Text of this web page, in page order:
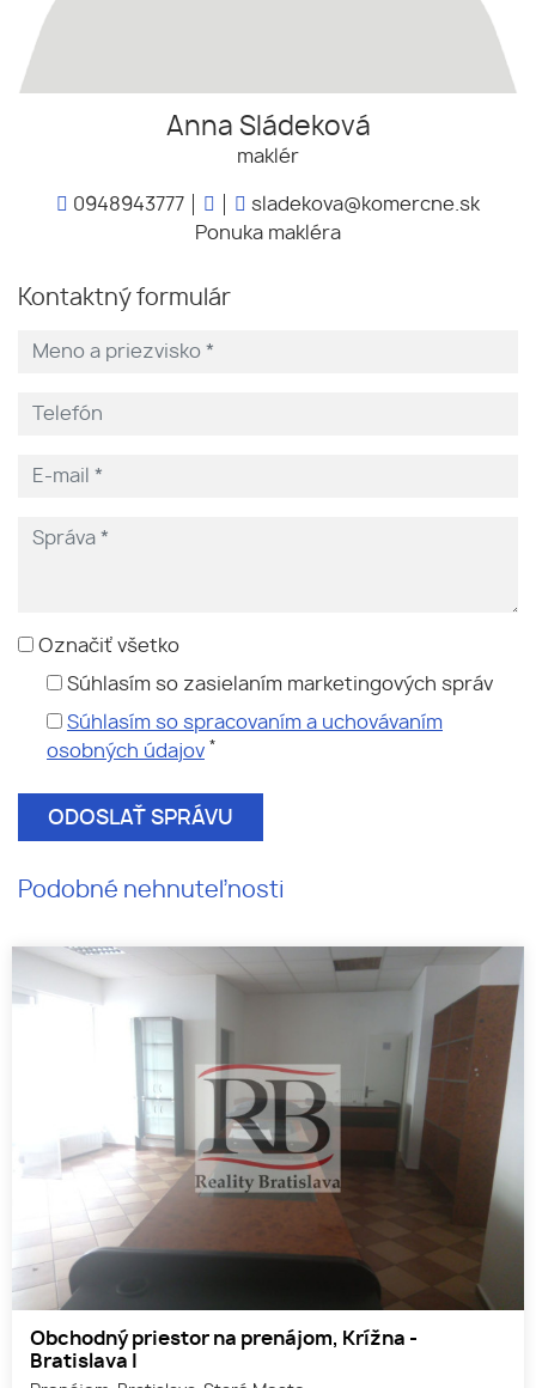
Anna Sládeková
maklér
0948943777
sladekova@komercne.sk
Ponuka makléra
Kontaktný formulár
Označiť všetko
Súhlasím so zasielaním marketingových správ
Súhlasím so spracovaním a uchovávaním
osobných údajov *
Podobné nehnuteľnosti
Obchodný priestor na prenájom, Krížna -
Bratislava I